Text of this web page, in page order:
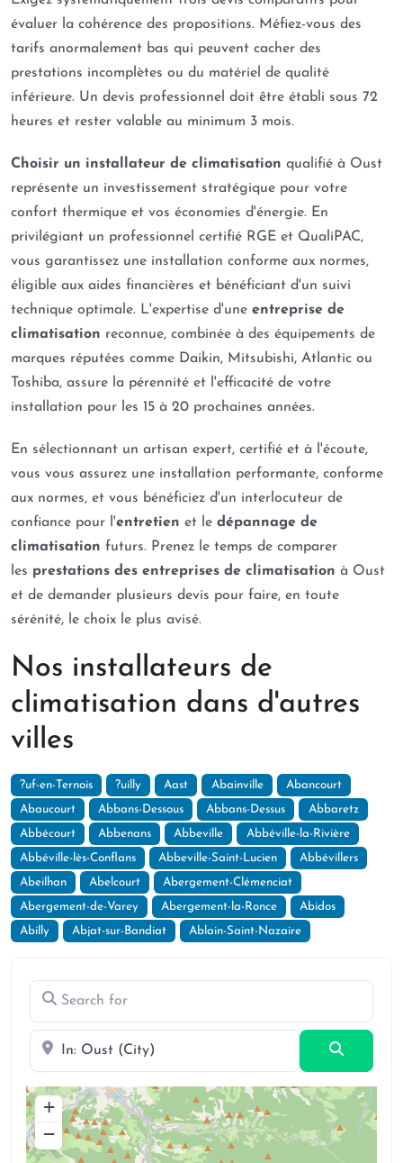
Search for
Near
+
−
évaluer la cohérence des propositions. Méfiez-vous des
tarifs anormalement bas qui peuvent cacher des
prestations incomplètes ou du matériel de qualité
inférieure. Un devis professionnel doit être établi sous 72
heures et rester valable au minimum 3 mois.
Choisir un installateur de climatisation qualifié à Oust
représente un investissement stratégique pour votre
confort thermique et vos économies d'énergie. En
privilégiant un professionnel certifié RGE et QualiPAC,
vous garantissez une installation conforme aux normes,
éligible aux aides financières et bénéficiant d'un suivi
technique optimale. L'expertise d'une entreprise de
climatisation reconnue, combinée à des équipements de
marques réputées comme Daikin, Mitsubishi, Atlantic ou
Toshiba, assure la pérennité et l'efficacité de votre
installation pour les 15 à 20 prochaines années.
En sélectionnant un artisan expert, certifié et à l'écoute,
vous vous assurez une installation performante, conforme
aux normes, et vous bénéficiez d'un interlocuteur de
confiance pour l'entretien et le dépannage de
climatisation futurs. Prenez le temps de comparer
les prestations des entreprises de climatisation à Oust
et de demander plusieurs devis pour faire, en toute
sérénité, le choix le plus avisé.
Nos installateurs de
climatisation dans d'autres
villes
?uf-en-Ternois ?uilly Aast Abainville Abancourt
Abaucourt Abbans-Dessous Abbans-Dessus Abbaretz
Abbécourt Abbenans Abbeville Abbéville-la-Rivière
Abbéville-lès-Conflans Abbeville-Saint-Lucien Abbévillers
Abeilhan Abelcourt Abergement-Clémenciat
Abergement-de-Varey Abergement-la-Ronce Abidos
Abilly Abjat-sur-Bandiat Ablain-Saint-Nazaire